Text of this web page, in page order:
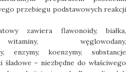
przebiegu podstawowych reakcji
zawiera flawonoidy, białka,
węglowodany,
enzymy, koenzymy, substancje
– niezbędne do właściwego